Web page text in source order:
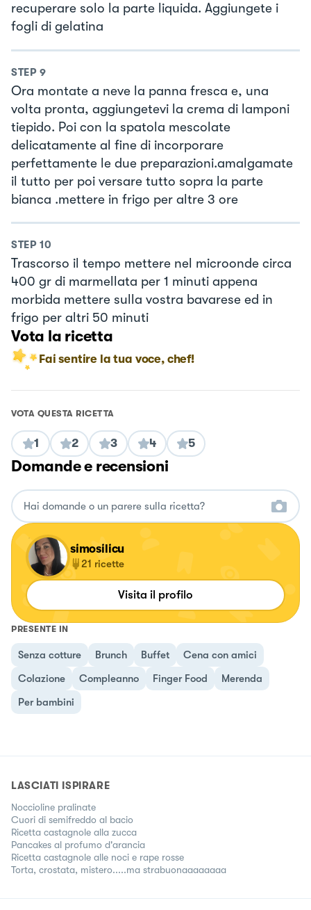
recuperare solo la parte liquida. Aggiungete i
fogli di gelatina
STEP 9
Ora montate a neve la panna fresca e, una
volta pronta, aggiungetevi la crema di lamponi
tiepido. Poi con la spatola mescolate
delicatamente al fine di incorporare
perfettamente le due preparazioni.amalgamate
il tutto per poi versare tutto sopra la parte
bianca .mettere in frigo per altre 3 ore
STEP 10
Trascorso il tempo mettere nel microonde circa
400 gr di marmellata per 1 minuti appena
morbida mettere sulla vostra bavarese ed in
frigo per altri 50 minuti
Vota la ricetta
Fai sentire la tua voce, chef!
VOTA QUESTA RICETTA
1 2 3 4 5
Domande e recensioni
simosilicu
21 ricette
Visita il profilo
PRESENTE IN
Senza cotture Brunch Buffet
Cena con amici
Colazione
Compleanno Finger Food
Merenda
Per bambini
LASCIATI ISPIRARE
Noccioline pralinate
Cuori di semifreddo al bacio
Ricetta castagnole alla zucca
Pancakes al profumo d'arancia
Ricetta castagnole alle noci e rape rosse
Torta, crostata, mistero.....ma strabuonaaaaaaaa